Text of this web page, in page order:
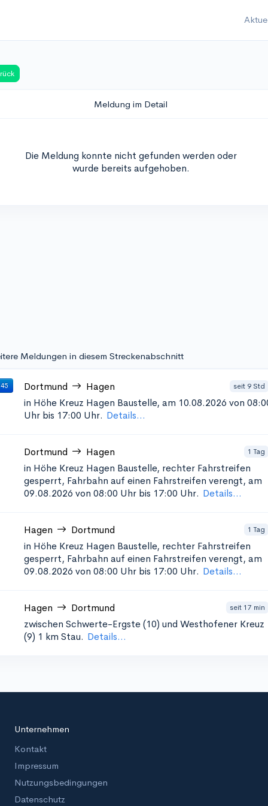
Meldung im Detail
Die Meldung konnte nicht gefunden werden oder
wurde bereits aufgehoben.
Meldungen in diesem Streckenabschnitt
Dortmund Hagen seit 9 Std
in Höhe Kreuz Hagen Baustelle, am 10.08.2026 von
Uhr bis 17:00 Uhr. Details...
Dortmund Hagen 1 Tag
in Höhe Kreuz Hagen Baustelle, rechter Fahrstreifen
gesperrt, Fahrbahn auf einen Fahrstreifen verengt, am
09.08.2026 von 08:00 Uhr bis 17:00 Uhr. Details...
Hagen Dortmund 1 Tag
in Höhe Kreuz Hagen Baustelle, rechter Fahrstreifen
gesperrt, Fahrbahn auf einen Fahrstreifen verengt, am
09.08.2026 von 08:00 Uhr bis 17:00 Uhr. Details...
Hagen Dortmund seit 17 min
zwischen Schwerte-Ergste (10) und Westhofener Kreuz
(9) 1 km Stau. Details...
Unternehmen
Kontakt
Impressum
Nutzungsbedingungen
Datenschutz